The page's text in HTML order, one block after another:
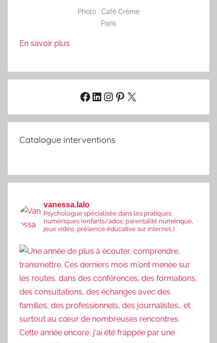
Photo : Café Crème
Paris
En savoir plus
Facebook
LinkedIn
Instagram
Pinterest
X
Catalogue interventions
vanessa.lalo
Psychologue spécialisée dans les pratiques
numériques (enfants/ados, parentalité numérique,
jeux vidéo, présence éducative sur internet..)